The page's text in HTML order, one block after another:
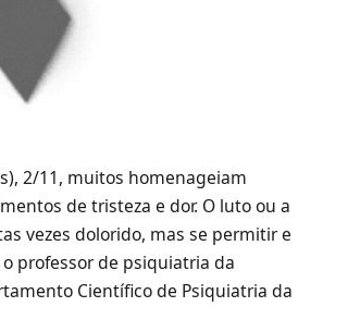
2/11, muitos homenageiam
de tristeza e dor. O luto ou a
vezes dolorido, mas se permitir e
professor de psiquiatria da
Científico de Psiquiatria da